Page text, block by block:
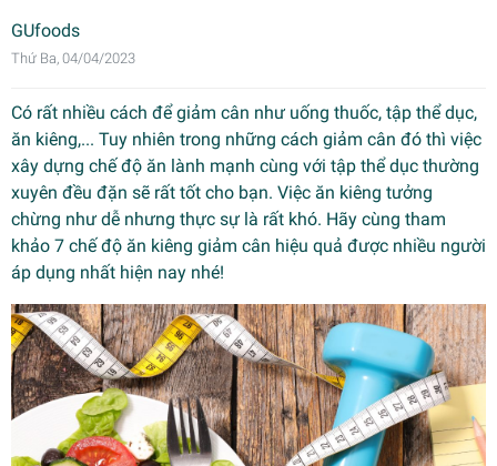
GUfoods
Thứ Ba, 04/04/2023
Có rất nhiều cách để giảm cân như uống thuốc, tập thể dục,
ăn kiêng,... Tuy nhiên trong những cách giảm cân đó thì việc
xây dựng chế độ ăn lành mạnh cùng với tập thể dục thường
xuyên đều đặn sẽ rất tốt cho bạn. Việc ăn kiêng tưởng
chừng như dễ nhưng thực sự là rất khó. Hãy cùng tham
khảo 7 chế độ ăn kiêng giảm cân hiệu quả được nhiều người
áp dụng nhất hiện nay nhé!